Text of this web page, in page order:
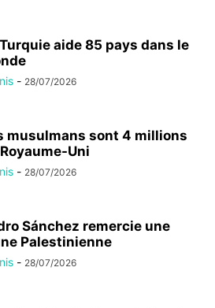
aide 85 pays dans le
- 28/07/2026
musulmans sont 4 millions
Uni
- 28/07/2026
Sánchez remercie une
Palestinienne
- 28/07/2026